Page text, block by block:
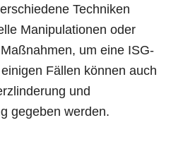
Techniken
Manipulationen oder
um eine ISG-
Fällen können auch
und
gegeben werden.